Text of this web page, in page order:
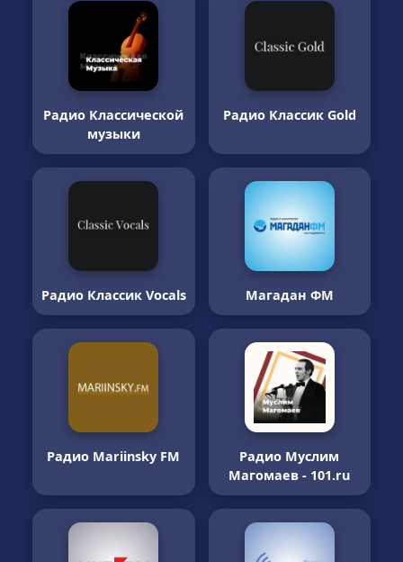
Радио Классической
музыки
Радио Классик Gold
Радио Классик Vocals Магадан ФМ
Радио Mariinsky FM
Радио Муслим
Магомаев - 101.ru